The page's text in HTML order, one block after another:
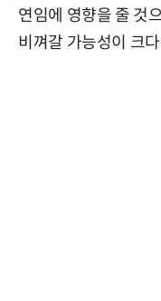
연임에 영향을 줄 것
비껴갈 가능성이 크